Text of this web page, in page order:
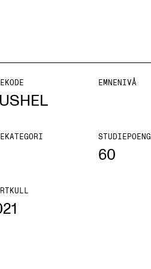
gjør hva i administrasjonen?
EMNENIVÅ
STUDIEPOENG
60